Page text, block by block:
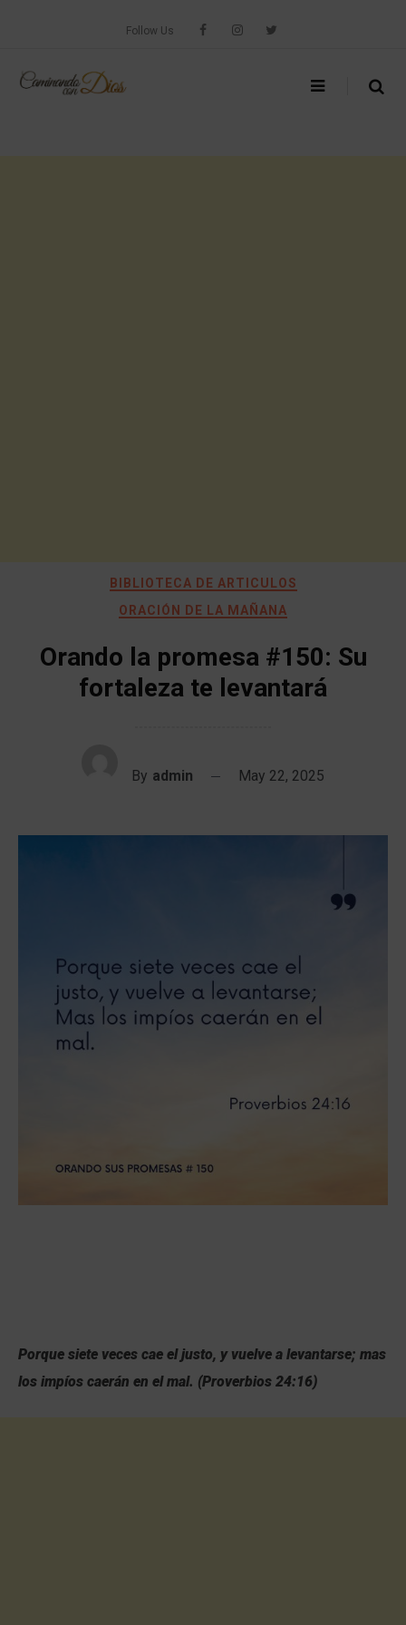
Follow Us
BIBLIOTECA DE ARTICULOS
ORACIÓN DE LA MAÑANA
Orando la promesa #150: Su
fortaleza te levantará
By admin May 22, 2025
Porque siete veces cae el justo, y vuelve a levantarse; mas
los impíos caerán en el mal. (Proverbios 24:16)